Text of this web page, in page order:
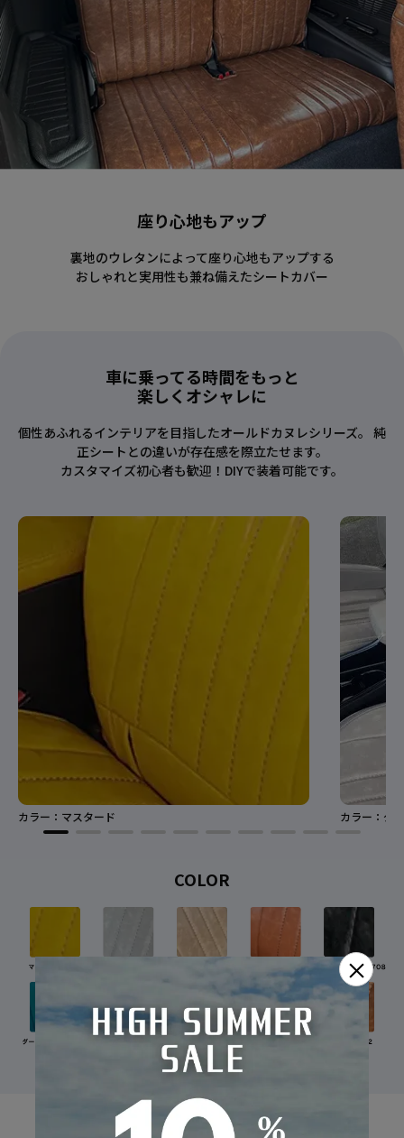
座り心地もアップ
裏地のウレタンによって座り心地もアップする
おしゃれと実用性も兼ね備えたシートカバー
車に乗ってる時間をもっと
楽しくオシャレに
個性あふれるインテリアを目指したオールドカヌレシリーズ。 純
正シートとの違いが存在感を際立たせます。
カスタマイズ初心者も歓迎！DIYで装着可能です。
カラー：マスタード カラー：グ
COLOR
×